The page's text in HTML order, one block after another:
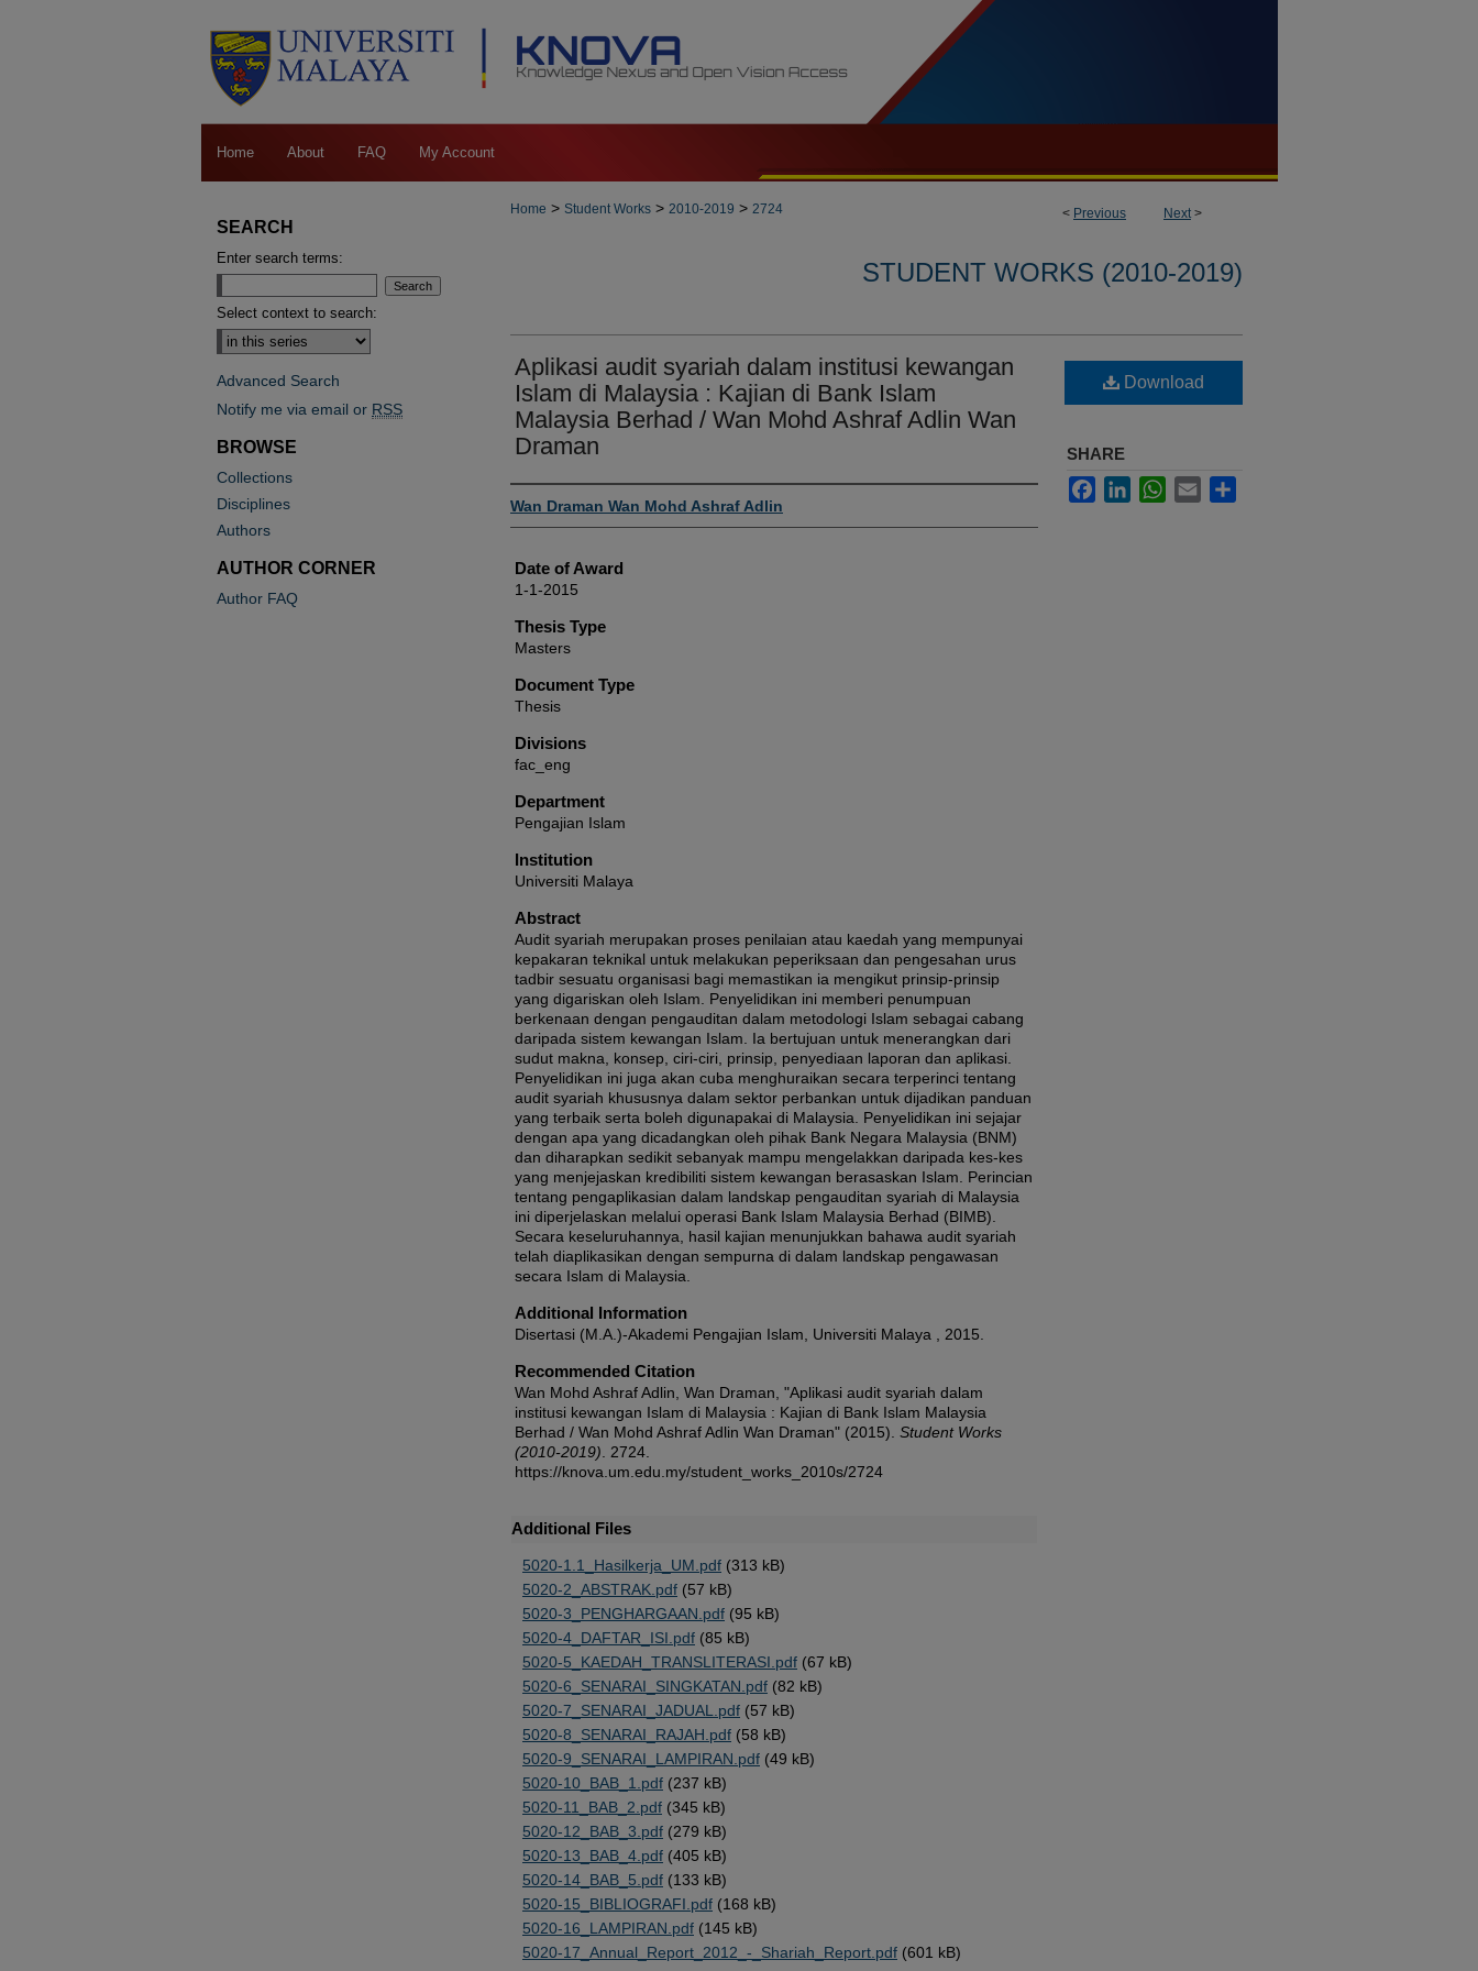
Home About FAQ My Account
< Previous Next>
Home > Student Works > 2010-2019 > 2724
STUDENT WORKS (2010-2019)
Aplikasi audit syariah dalam institusi kewangan
Islam di Malaysia : Kajian di Bank Islam
Malaysia Berhad / Wan Mohd Ashraf Adlin Wan
Draman
Author
Wan Draman Wan Mohd Ashraf Adlin
Date of Award
1-1-2015
Thesis Type
Masters
Document Type
Thesis
Divisions
fac_eng
Department
Pengajian Islam
Institution
Universiti Malaya
Abstract
Audit syariah merupakan proses penilaian atau kaedah yang mempunyai
kepakaran teknikal untuk melakukan peperiksaan dan pengesahan urus
tadbir sesuatu organisasi bagi memastikan ia mengikut prinsip-prinsip
yang digariskan oleh Islam. Penyelidikan ini memberi penumpuan
berkenaan dengan pengauditan dalam metodologi Islam sebagai cabang
daripada sistem kewangan Islam. Ia bertujuan untuk menerangkan dari
sudut makna, konsep, ciri-ciri, prinsip, penyediaan laporan dan aplikasi.
Penyelidikan ini juga akan cuba menghuraikan secara terperinci tentang
audit syariah khususnya dalam sektor perbankan untuk dijadikan panduan
yang terbaik serta boleh digunapakai di Malaysia. Penyelidikan ini sejajar
dengan apa yang dicadangkan oleh pihak Bank Negara Malaysia (BNM)
dan diharapkan sedikit sebanyak mampu mengelakkan daripada kes-kes
yang menjejaskan kredibiliti sistem kewangan berasaskan Islam. Perincian
tentang pengaplikasian dalam landskap pengauditan syariah di Malaysia
ini diperjelaskan melalui operasi Bank Islam Malaysia Berhad (BIMB).
Secara keseluruhannya, hasil kajian menunjukkan bahawa audit syariah
telah diaplikasikan dengan sempurna di dalam landskap pengawasan
secara Islam di Malaysia.
Additional Information
Disertasi (M.A.)-Akademi Pengajian Islam, Universiti Malaya , 2015.
Recommended Citation
Wan Mohd Ashraf Adlin, Wan Draman, "Aplikasi audit syariah dalam
institusi kewangan Islam di Malaysia : Kajian di Bank Islam Malaysia
Berhad / Wan Mohd Ashraf Adlin Wan Draman" (2015). Student Works
(2010-2019) . 2724.
https://knova.um.edu.my/student_works_2010s/2724
Additional Files
5020-1.1_Hasilkerja_UM.pdf (313 kB)
5020-2_ABSTRAK.pdf (57 kB)
5020-3_PENGHARGAAN.pdf (95 kB)
5020-4_DAFTAR_ISI.pdf (85 kB)
5020-5_KAEDAH_TRANSLITERASI.pdf (67 kB)
5020-6_SENARAI_SINGKATAN.pdf (82 kB)
5020-7_SENARAI_JADUAL.pdf (57 kB)
5020-8_SENARAI_RAJAH.pdf (58 kB)
5020-9_SENARAI_LAMPIRAN.pdf (49 kB)
5020-10_BAB_1.pdf (237 kB)
5020-11_BAB_2.pdf (345 kB)
5020-12_BAB_3.pdf (279 kB)
5020-13_BAB_4.pdf (405 kB)
5020-14_BAB_5.pdf (133 kB)
5020-15_BIBLIOGRAFI.pdf (168 kB)
5020-16_LAMPIRAN.pdf (145 kB)
5020-17_Annual_Report_2012_-_Shariah_Report.pdf (601 kB)
Download
SHARE
FacebookLinkedInWhatsApp
Email
SEARCH
Enter search terms:
Select context to search:
Advanced Search
Notify me via email or RSS
BROWSE
Collections
Disciplines
Authors
AUTHOR CORNER
Author FAQ